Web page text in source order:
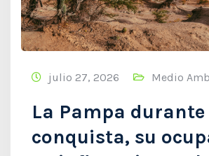
julio 27, 2026 Medio
La Pampa durante
conquista, su